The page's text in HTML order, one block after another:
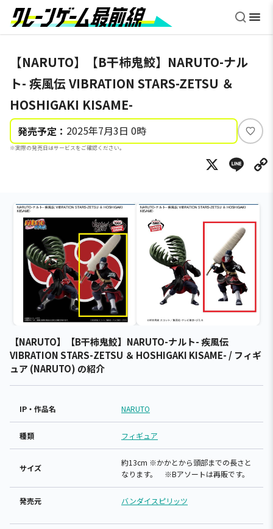
【NARUTO】【B干柿鬼鮫】NARUTO-ナル
ト- 疾風伝 VIBRATION STARS-ZETSU ＆
HOSHIGAKI KISAME-
発売予定： 2025年7月3日 0時
※実際の発売日はサービスをご確認ください。
い
ね
X
【NARUTO】【B干柿鬼鮫】NARUTO-ナルト- 疾風伝
VIBRATION STARS-ZETSU ＆ HOSHIGAKI KISAME- / フィギ
ュア (NARUTO) の紹介
IP・作品名 NARUTO
種類 フィギュア
サイズ
約13cm ※かかとから頭部までの長さと
なります。 ※Bアソートは再販です。
発売元 バンダイスピリッツ